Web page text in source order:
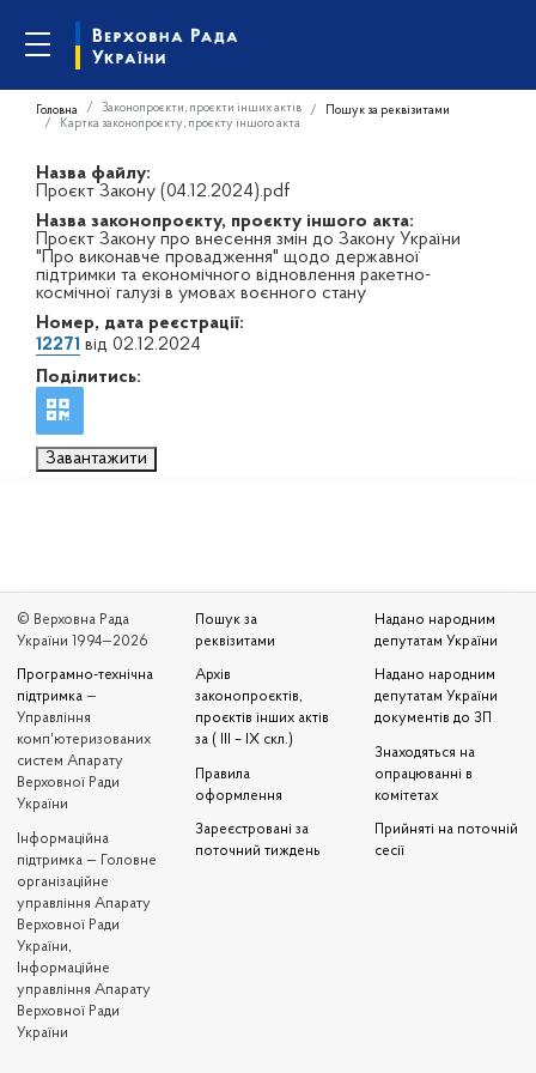
Головна Законопроєкти, проєкти інших актів
Пошук за реквізитами
Картка законопроєкту, проєкту іншого акта
Назва файлу:
Проєкт Закону (04.12.2024).pdf
Назва законопроєкту, проєкту іншого акта:
Проєкт Закону про внесення змін до Закону України
"Про виконавче провадження" щодо державної
підтримки та економічного відновлення ракетно-
космічної галузі в умовах воєнного стану
Номер, дата реєстрації:
12271 від 02.12.2024
Поділитись:
Завантажити
© Верховна Рада
України 1994—2026
Програмно-технічна
підтримка —
Управління
комп'ютеризованих
систем Апарату
Верховної Ради
України
Iнформаційна
підтримка — Головне
організаційне
управління Апарату
Верховної Ради
України,
Інформаційне
управління Апарату
Верховної Ради
України
Пошук за
реквізитами
Архів
законопроєктів,
проєктів інших актів
за ( III – IX скл.)
Правила
оформлення
Зареєстровані за
поточний тиждень
Надано народним
депутатам України
Надано народним
депутатам України
документів до ЗП
Знаходяться на
опрацюванні в
комітетах
Прийняті на поточній
сесії